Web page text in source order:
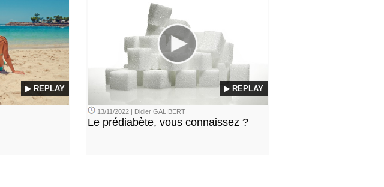
▶ REPLAY ▶ REPLAY
13/11/2022 | Didier GALIBERT
Le prédiabète, vous connaissez ?